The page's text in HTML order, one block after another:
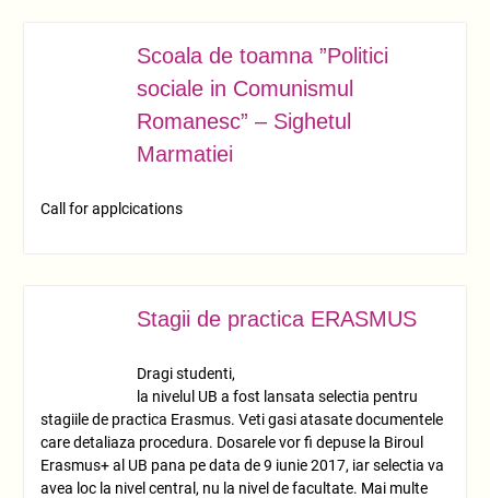
Scoala de toamna ”Politici
sociale in Comunismul
Romanesc” – Sighetul
Marmatiei
Call for applcications
Stagii de practica ERASMUS
Dragi studenti,
la nivelul UB a fost lansata selectia pentru
stagiile de practica Erasmus. Veti gasi atasate documentele
care detaliaza procedura. Dosarele vor fi depuse la Biroul
Erasmus+ al UB pana pe data de 9 iunie 2017, iar selectia va
avea loc la nivel central, nu la nivel de facultate. Mai multe